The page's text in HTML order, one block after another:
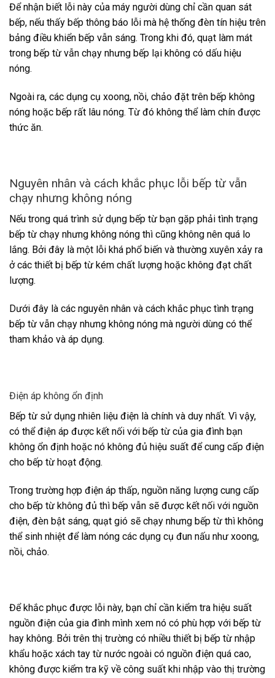
Để nhận biết lỗi này của máy người dùng chỉ cần quan sát
bếp, nếu thấy bếp thông báo lỗi mà hệ thống đèn tín hiệu trên
bảng điều khiển bếp vẫn sáng. Trong khi đó, quạt làm mát
trong bếp từ vẫn chạy nhưng bếp lại không có dấu hiệu
nóng.
Ngoài ra, các dụng cụ xoong, nồi, chảo đặt trên bếp không
nóng hoặc bếp rất lâu nóng. Từ đó không thể làm chín được
thức ăn.
Nguyên nhân và cách khắc phục lỗi bếp từ vẫn
chạy nhưng không nóng
Nếu trong quá trình sử dụng bếp từ bạn gặp phải tình trạng
bếp từ chạy nhưng không nóng thì cũng không nên quá lo
lắng. Bởi đây là một lỗi khá phổ biến và thường xuyên xảy ra
ở các thiết bị bếp từ kém chất lượng hoặc không đạt chất
lượng.
Dưới đây là các nguyên nhân và cách khắc phục tình trạng
bếp từ vẫn chạy nhưng không nóng mà người dùng có thể
tham khảo và áp dụng.
Điện áp không ổn định
Bếp từ sử dụng nhiên liệu điện là chính và duy nhất. Vì vậy,
có thể điện áp được kết nối với bếp từ của gia đình bạn
không ổn định hoặc nó không đủ hiệu suất để cung cấp điện
cho bếp từ hoạt động.
Trong trường hợp điện áp thấp, nguồn năng lượng cung cấp
cho bếp từ không đủ thì bếp vẫn sẽ được kết nối với nguồn
điện, đèn bật sáng, quạt gió sẽ chạy nhưng bếp từ thì không
thể sinh nhiệt để làm nóng các dụng cụ đun nấu như xoong,
nồi, chảo.
Để khắc phục được lỗi này, bạn chỉ cần kiểm tra hiệu suất
nguồn điện của gia đình mình xem nó có phù hợp với bếp từ
hay không. Bởi trên thị trường có nhiều thiết bị bếp từ nhập
khẩu hoặc xách tay từ nước ngoài có nguồn điện quá cao,
không được kiểm tra kỹ về công suất khi nhập vào thị trường